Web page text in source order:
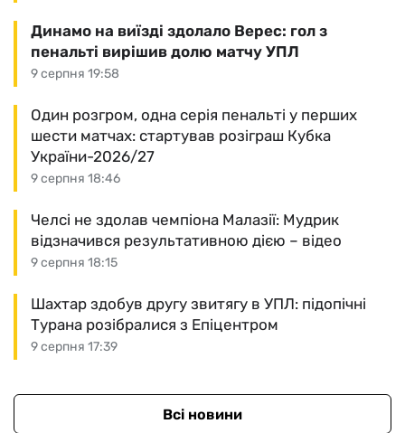
9 серпня 19:58
Динамо на виїзді здолало Верес: гол з
пенальті вирішив долю матчу УПЛ
9 серпня 18:46
Один розгром, одна серія пенальті у перших
шести матчах: стартував розіграш Кубка
України-2026/27
9 серпня 18:15
Челсі не здолав чемпіона Малазії: Мудрик
відзначився результативною дією – відео
9 серпня 17:39
Шахтар здобув другу звитягу в УПЛ: підопічні
Турана розібралися з Епіцентром
Всі новини